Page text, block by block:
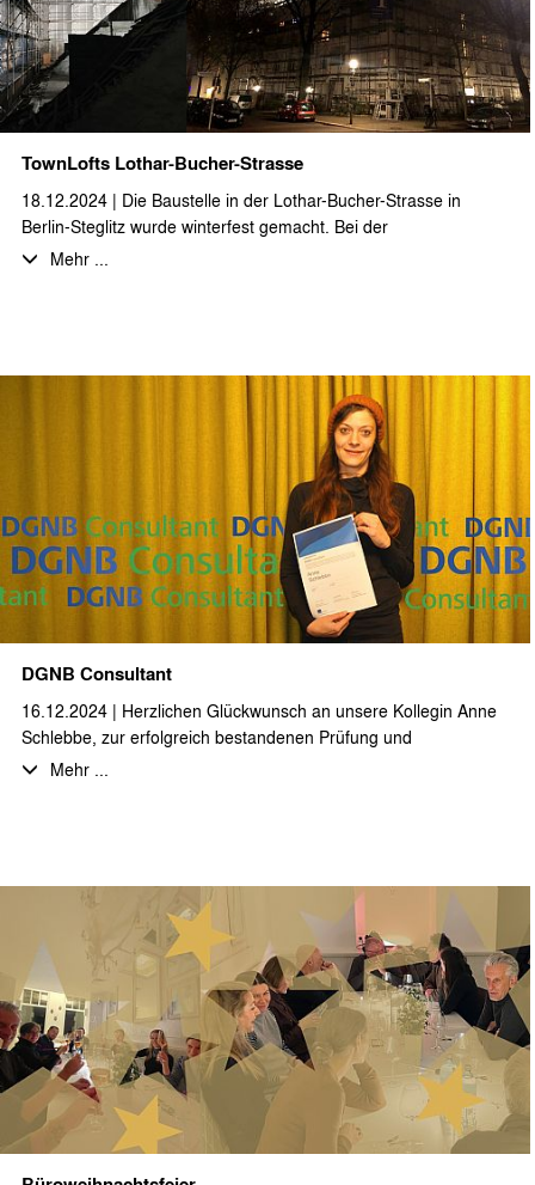
Grundstücksbereich. Dieser Bauteil ist vollständig mit einer
Tiefgarage unterbaut. Im rückwärtigen Grundstücksbereich bis
hin zum Parkgraben entstehen zusätzlich 11 Doppelhäuser.
TownLofts Lothar-Bucher-Strasse
18.12.2024 | Die Baustelle in der Lothar-Bucher-Strasse in
Berlin-Steglitz wurde winterfest gemacht. Bei der
zweigeschossigen Dachgeschossaufstockung bzw. -neubau
und interessierten Nachbarn eingeweiht. Wir bedanken uns bei
unseren Auftraggebern herzlich für die Einladung und wünschen
allen erholsame Feiertage und einen guten Rutsch ins neue
Mehr ...
DGNB Consultant
16.12.2024 | Herzlichen Glückwunsch an unsere Kollegin Anne
Schlebbe, zur erfolgreich bestandenen Prüfung und
Zertifizierung als DGNB Consultant!
aufbauend als DGNB Consultant, steht Anne Schlebbe allen
interessierten Auftraggebern, Projektbeteiligten und unserem
stæhr+partner architekten Team für alle Fragen des
nachhaltigen Bauens von den ersten Entwurfsphasen bis hin
zum Prozess der Gebäudezertifizierung als kompetente
Ansprechpartnerin zur Verfügung.
Anne Schlebbe ist des Weiteren auch als DGNB
Zertifizierungsexpertin im Netzwerk der DGNB gelistet.
Mehr ...